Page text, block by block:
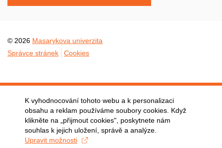
© 2026 Masarykova univerzita
Správce stránek
Cookies
K vyhodnocování tohoto webu a k personalizaci
obsahu a reklam používáme soubory cookies. Když
klikněte na „přijmout cookies", poskytnete nám
souhlas k jejich uložení, správě a analýze.
Upravit možnosti